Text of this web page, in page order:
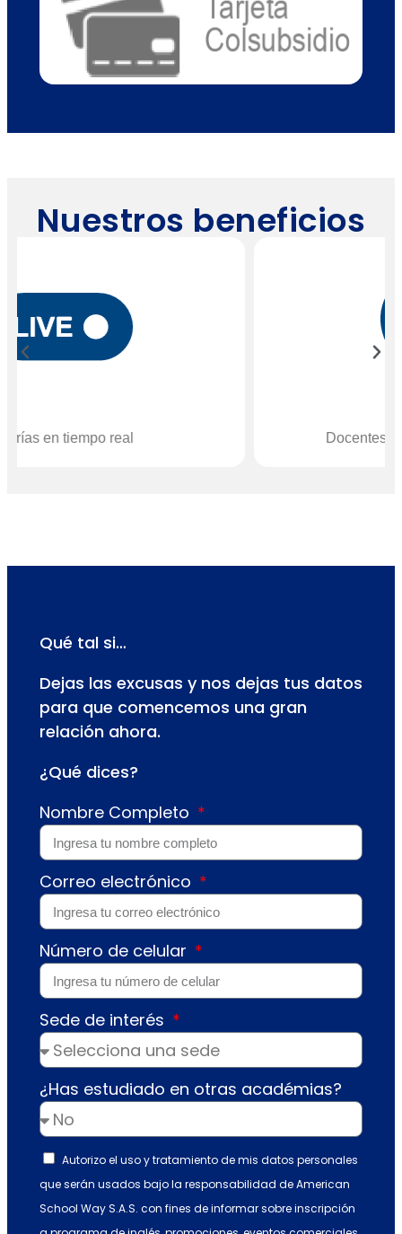
Nuestros beneficios
Docentes de varias nacionalidades
Qué tal si…
Dejas las excusas y nos dejas tus datos
para que comencemos una gran
relación ahora.
¿Qué dices?
Nombre Completo
Correo electrónico
Número de celular
Sede de interés
¿Has estudiado en otras académias?
Autorizo el uso y tratamiento de mis datos personales
que serán usados bajo la responsabilidad de American
School Way S.A.S. con fines de informar sobre inscripción